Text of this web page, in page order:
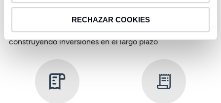
RECHAZAR COOKIES
Con más de 30 años de experiencia, en CBNK
gestionamos el patrimonio de nuestros clientes
construyendo inversiones en el largo plazo